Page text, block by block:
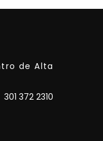
de Alta
301 372 2310